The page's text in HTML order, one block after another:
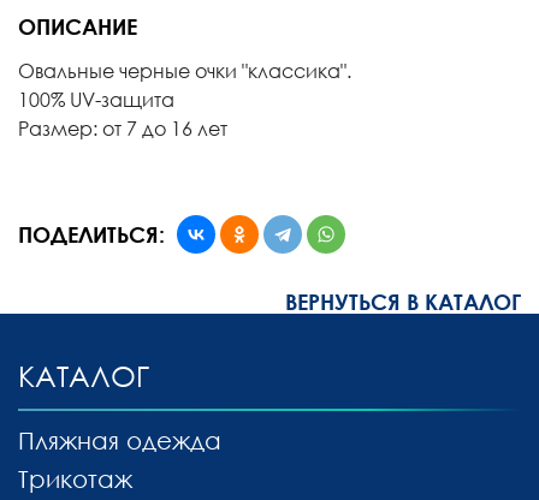
ОПИСАНИЕ
Овальные черные очки "классика".
100% UV-защита
Размер: от 7 до 16 лет
ПОДЕЛИТЬСЯ:
ВЕРНУТЬСЯ В КАТАЛОГ
КАТАЛОГ
Пляжная одежда
Трикотаж